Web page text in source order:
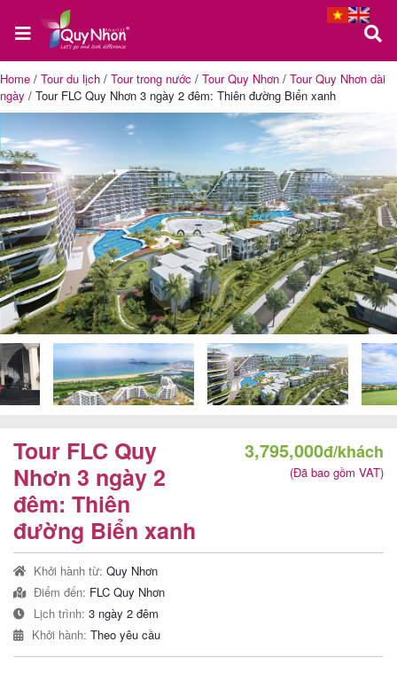
Trang
chủ
Tour
Quy
Nhơn
Tour
Phú
Yên
Tour
trong
nước
Combo
Quy
Nhơn
Home / Tour du lịch / Tour trong nước / Tour Quy Nhơn / Tour Quy Nhơn dài
ngày / Tour FLC Quy Nhơn 3 ngày 2 đêm: Thiên đường Biển xanh
Tour FLC Quy
Nhơn 3 ngày 2
đêm: Thiên
đường Biển xanh
3,795,000đ/khách
(Đã bao gồm VAT)
Khởi hành từ: Quy Nhơn
Điểm đến: FLC Quy Nhơn
Lịch trình: 3 ngày 2 đêm
Khởi hành: Theo yêu cầu